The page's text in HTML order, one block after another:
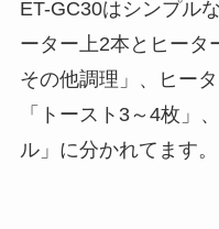
ET-GC30はシンプル
ーター上2本とヒータ
その他調理」、ヒー
「トースト3～4枚」
ル」に分かれてます。